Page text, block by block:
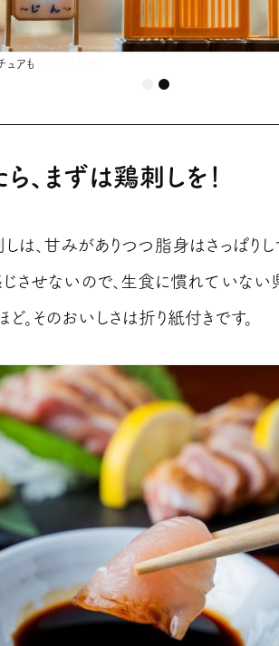
アも
「シェフの気まぐれ」
アも
、まずは鶏刺しを！
しは、甘みがありつつ脂身はさっぱり
じさせないので、生食に慣れていない
。そのおいしさは折り紙付きです。